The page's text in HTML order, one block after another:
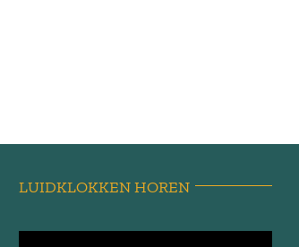
LUIDKLOKKEN HOREN